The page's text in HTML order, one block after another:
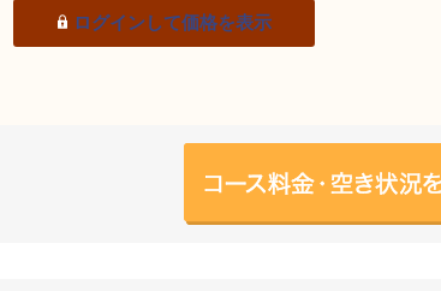
ログインして価格を表示